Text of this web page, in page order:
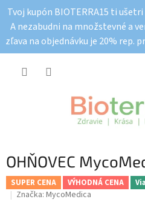
obsah
Tvoj kupón BIOTERRA15 ti
A nezabudni na množstevné a
zľava na objednávku je 20% rep.
OHŇOVEC
SUPER CENA VÝHODNÁ CENA
Značka: MycoMedica